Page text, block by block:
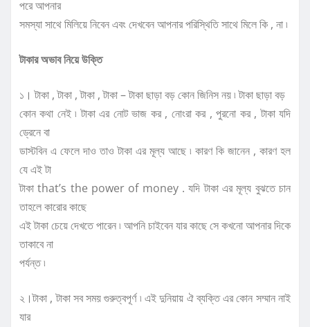
পরে আপনার
সমস্যা সাথে মিলিয়ে নিবেন এবং দেখবেন আপনার পরিস্থিতি সাথে মিলে কি , না ৷
টাকার অভাব নিয়ে উক্তি
১। টাকা , টাকা , টাকা , টাকা – টাকা ছাড়া বড় কোন জিনিস নয় ৷ টাকা ছাড়া বড়
কোন কথা নেই ৷ টাকা এর নোট ভাজ কর , নোংরা কর , পুরনো কর , টাকা যদি
ড্রেনে বা
ডাস্টবিন এ ফেলে দাও তাও টাকা এর মূল্য আছে ৷ কারণ কি জানেন , কারণ হল
যে এই টা
টাকা that’s the power of money . যদি টাকা এর মূল্য বুঝতে চান
তাহলে কারোর কাছে
এই টাকা চেয়ে দেখতে পারেন ৷ আপনি চাইবেন যার কাছে সে কখনো আপনার দিকে
তাকাবে না
পর্যন্ত ৷
২।টাকা , টাকা সব সময় গুরুত্বপূর্ণ ৷ এই দুনিয়ায় ঐ ব্যক্তি এর কোন সম্মান নাই
যার